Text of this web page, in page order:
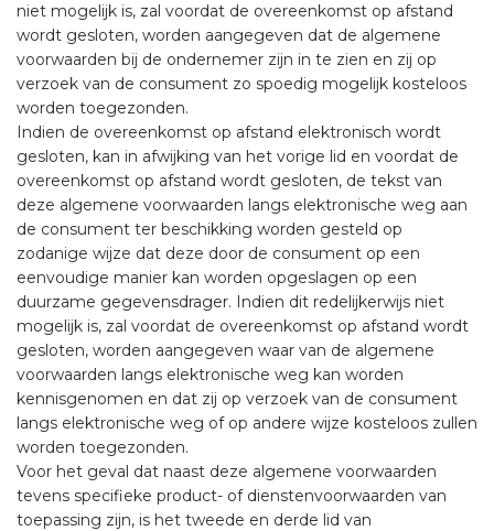
niet mogelijk is, zal voordat de overeenkomst op afstand
wordt gesloten, worden aangegeven dat de algemene
voorwaarden bij de ondernemer zijn in te zien en zij op
verzoek van de consument zo spoedig mogelijk kosteloos
worden toegezonden.
Indien de overeenkomst op afstand elektronisch wordt
gesloten, kan in afwijking van het vorige lid en voordat de
overeenkomst op afstand wordt gesloten, de tekst van
deze algemene voorwaarden langs elektronische weg aan
de consument ter beschikking worden gesteld op
zodanige wijze dat deze door de consument op een
eenvoudige manier kan worden opgeslagen op een
duurzame gegevensdrager. Indien dit redelijkerwijs niet
mogelijk is, zal voordat de overeenkomst op afstand wordt
gesloten, worden aangegeven waar van de algemene
voorwaarden langs elektronische weg kan worden
kennisgenomen en dat zij op verzoek van de consument
langs elektronische weg of op andere wijze kosteloos zullen
worden toegezonden.
Voor het geval dat naast deze algemene voorwaarden
tevens specifieke product- of dienstenvoorwaarden van
toepassing zijn, is het tweede en derde lid van